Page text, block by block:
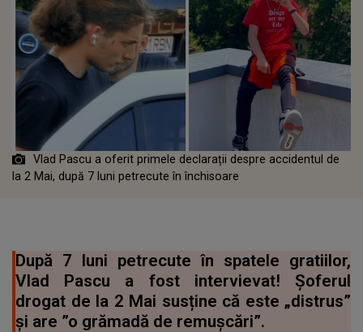
Vlad Pascu a oferit primele declarații despre accidentul de
la 2 Mai, după 7 luni petrecute în închisoare
După 7 luni petrecute în spatele gratiilor,
Vlad Pascu a fost intervievat! Șoferul
drogat de la 2 Mai susține că este „distrus”
și are ”o grămadă de remușcări”.